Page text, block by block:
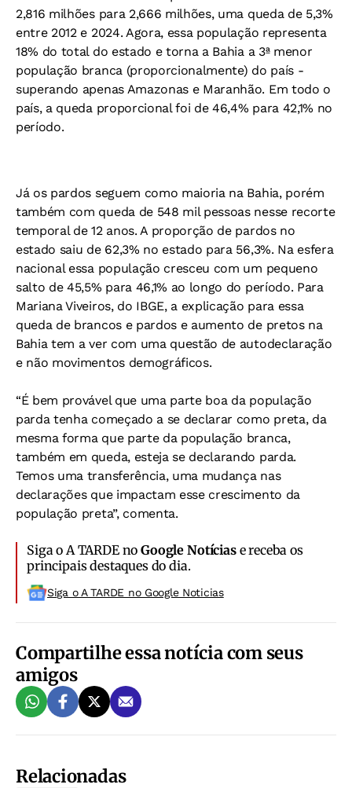
2,816 milhões para 2,666 milhões, uma queda de 5,3%
entre 2012 e 2024. Agora, essa população representa
18% do total do estado e torna a Bahia a 3ª menor
população branca (proporcionalmente) do país -
superando apenas Amazonas e Maranhão. Em todo o
país, a queda proporcional foi de 46,4% para 42,1% no
período.
Já os pardos seguem como maioria na Bahia, porém
também com queda de 548 mil pessoas nesse recorte
temporal de 12 anos. A proporção de pardos no
estado saiu de 62,3% no estado para 56,3%. Na esfera
nacional essa população cresceu com um pequeno
salto de 45,5% para 46,1% ao longo do período. Para
Mariana Viveiros, do IBGE, a explicação para essa
queda de brancos e pardos e aumento de pretos na
Bahia tem a ver com uma questão de autodeclaração
e não movimentos demográficos.
“É bem provável que uma parte boa da população
parda tenha começado a se declarar como preta, da
mesma forma que parte da população branca,
também em queda, esteja se declarando parda.
Temos uma transferência, uma mudança nas
declarações que impactam esse crescimento da
população preta”, comenta.
Siga o A TARDE noGoogle Notíciase receba os
principais destaques do dia.
Siga o A TARDE no Google Noticias
Compartilhe essa notícia com seus
amigos
Relacionadas